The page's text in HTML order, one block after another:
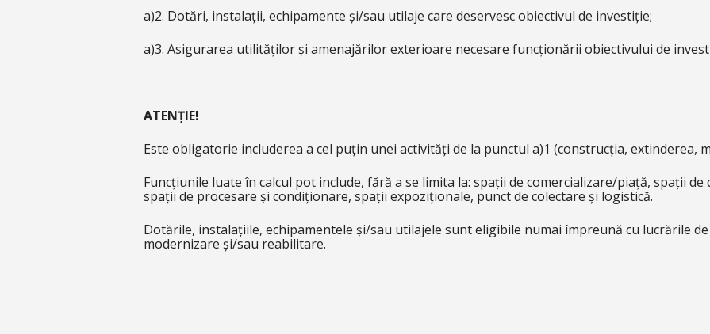
a)2. Dotări, instalații, echipamente și/sau utilaje care deservesc obiectivul de investiție;
a)3. Asigurarea utilităților și amenajărilor exterioare necesare funcționării obiectivului de
ATENȚIE!
Este obligatorie includerea a cel puțin unei activități de la punctul a)1 (construcția, extinderea,
Funcțiunile luate în calcul pot include, fără a se limita la: spații de comercializare/piață, spații
spații de procesare și condiționare, spații expoziționale, punct de colectare și logistică.
Dotările, instalațiile, echipamentele și/sau utilajele sunt eligibile numai împreună cu lucrările
modernizare și/sau reabilitare.